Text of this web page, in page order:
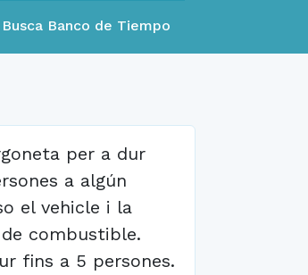
Busca Banco de Tiempo
per a dur
a algún
el vehicle i la
combustible.
fins a 5 persones.